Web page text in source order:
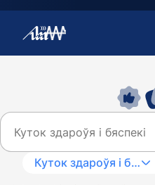
Куток здароўя і